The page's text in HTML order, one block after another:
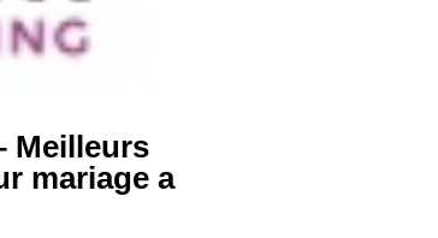
Meilleurs
mariage a